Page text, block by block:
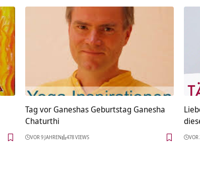
Tag vor Ganeshas Geburtstag Ganesha
Chaturthi
VOR 9 JAHREN 478 VIEWS VOR